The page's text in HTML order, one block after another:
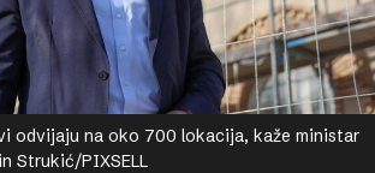
odvijaju na oko 700 lokacija, kaže ministar
Strukić/PIXSELL